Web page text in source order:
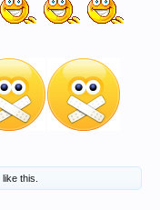
like this.